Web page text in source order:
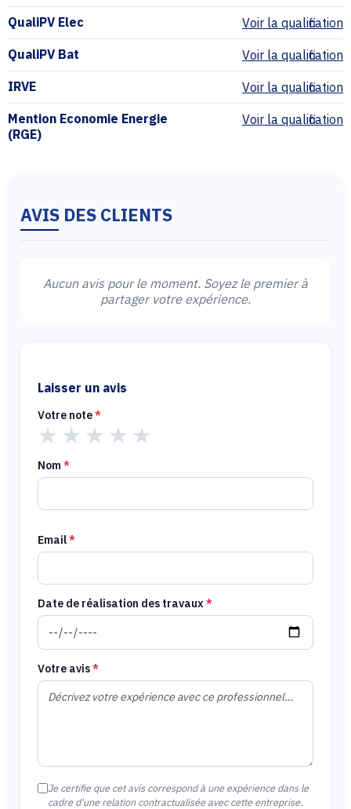
QualiPV Elec
Voir la qualification
QualiPV Bat
Voir la qualification
IRVE
Voir la qualification
Mention Economie Energie
(RGE)
Voir la qualification
AVIS DES CLIENTS
Aucun avis pour le moment. Soyez le premier à
partager votre expérience.
Laisser un avis
Votre note*
★ ★ ★ ★ ★
Nom*
Email*
Date de réalisation des travaux *
Votre avis*
Je certifie que cet avis correspond à une expérience dans le
cadre d'une relation contractualisée avec cette entreprise.